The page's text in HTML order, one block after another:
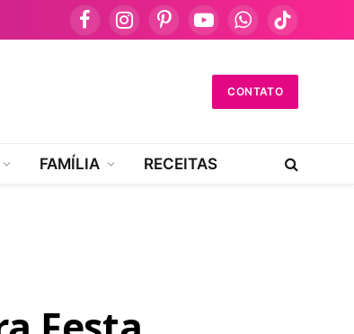
FacebookInstagramPinterestYouTubeWhatsApp
TikTok
CONTATO
FAMÍLIA RECEITAS